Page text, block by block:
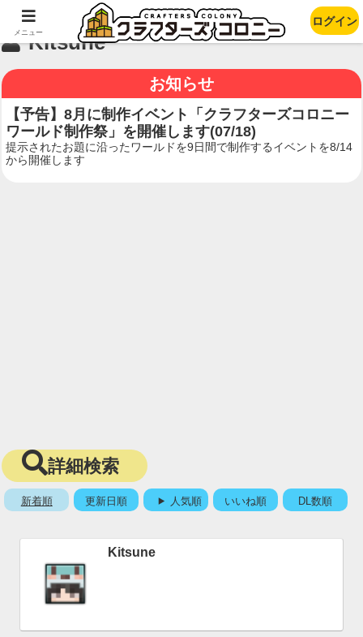
Kitsune
お知らせ
【予告】8月に制作イベント「クラフターズコロニー
ワールド制作祭」を開催します(07/18)
提示されたお題に沿ったワールドを9日間で制作するイベントを8/14
から開催します
詳細検索
新着順 更新日順 人気順 いいね順 DL数順
Kitsune
メニュー
ログイン